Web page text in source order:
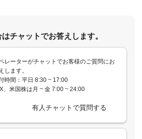
チャットでお答えします。
レーターがチャットでお客様のご質問にお
します。
時間：平日 8:30 ~ 17:00
、米国株は月 ~ 金 7:00 ~ 24:00
有人チャットで質問する